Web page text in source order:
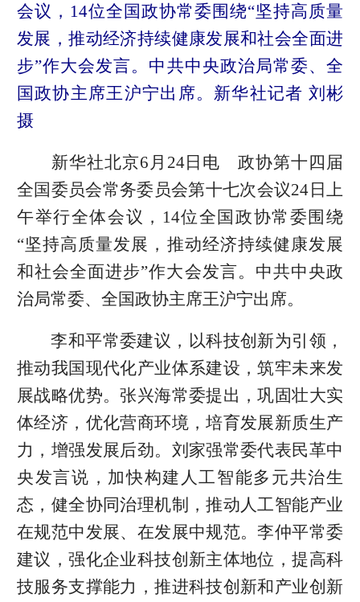
会议，14位全国政协常委围绕“坚持高质量
发展，推动经济持续健康发展和社会全面进
步”作大会发言。中共中央政治局常委、全
国政协主席王沪宁出席。新华社记者 刘彬
摄
新华社北京6月24日电 政协第十四届
全国委员会常务委员会第十七次会议24日上
午举行全体会议，14位全国政协常委围绕
“坚持高质量发展，推动经济持续健康发展
和社会全面进步”作大会发言。中共中央政
治局常委、全国政协主席王沪宁出席。
李和平常委建议，以科技创新为引领，
推动我国现代化产业体系建设，筑牢未来发
展战略优势。张兴海常委提出，巩固壮大实
体经济，优化营商环境，培育发展新质生产
力，增强发展后劲。刘家强常委代表民革中
央发言说，加快构建人工智能多元共治生
态，健全协同治理机制，推动人工智能产业
在规范中发展、在发展中规范。李仲平常委
建议，强化企业科技创新主体地位，提高科
技服务支撑能力，推进科技创新和产业创新